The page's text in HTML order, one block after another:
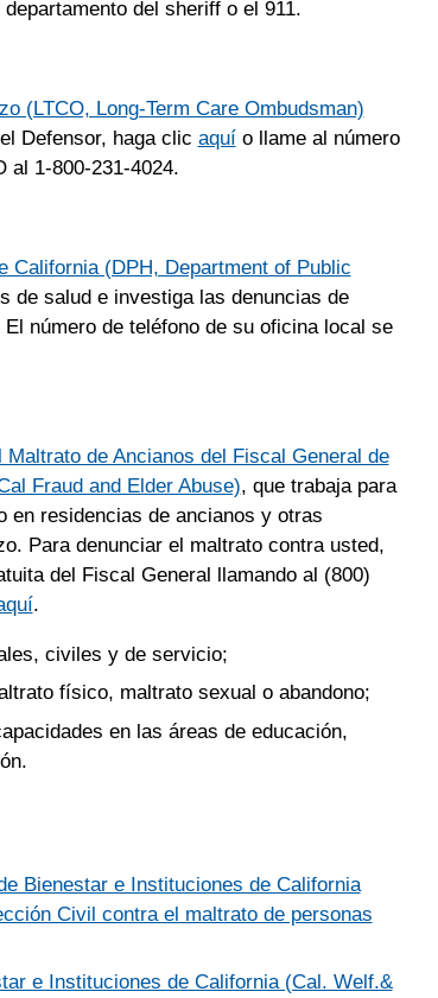
departamento del sheriff o el 911.
(LTCO, Long-Term Care Ombudsman)
Defensor, haga clic aquío llame al número
al 1-800-231-4024.
California (DPH, Department of Public
de salud e investiga las denuncias de
número de teléfono de su oficina local se
de Ancianos del Fiscal General de
Fraud and Elder Abuse), que trabaja para
en residencias de ancianos y otras
Para denunciar el maltrato contra usted,
del Fiscal General llamando al (800)
.
civiles y de servicio;
físico, maltrato sexual o abandono;
en las áreas de educación,
Bienestar e Instituciones de California
Civil contra el maltrato de personas
e Instituciones de California (Cal. Welf.&